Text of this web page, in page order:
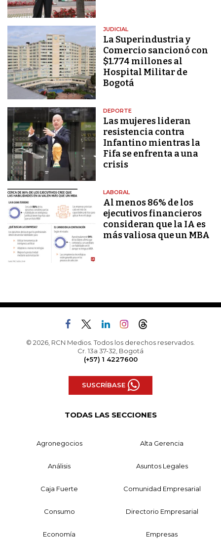
JUDICIAL
La Superindustria y
Comercio sancionó con
$1.774 millones al
Hospital Militar de
Bogotá
DEPORTE
Las mujeres lideran
resistencia contra
Infantino mientras la
Fifa se enfrenta a una
crisis
LABORAL
Al menos 86% de los
ejecutivos financieros
consideran que la IA es
más valiosa que un MBA
© 2026, RCN Medios. Todos los derechos reservados.
Cr. 13a 37-32, Bogotá
(+57) 1 4227600
SUSCRÍBASE
TODAS LAS SECCIONES
Agronegocios Alta Gerencia
Análisis Asuntos Legales
Caja Fuerte Comunidad Empresarial
Consumo Directorio Empresarial
Economía Empresas